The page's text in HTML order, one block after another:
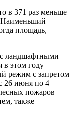
в 371 раз меньше
Наименьший
площадь,
с ландшафтными
в этом году
режим с запретом
26 июня по 4
пожаров
также